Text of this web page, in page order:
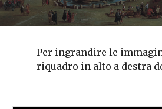
Per ingrandire le
riquadro in alto a destra